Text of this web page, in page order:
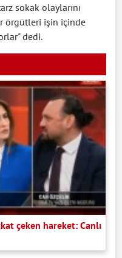
sokak olaylarını
örgütleri işin içinde
dedi.
çeken hareket: Canlı